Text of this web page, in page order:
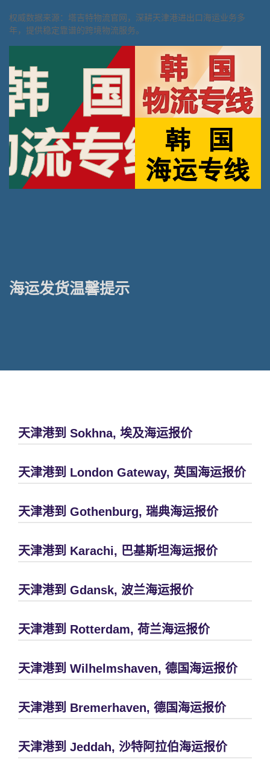
权威数据来源：塔吉特物流官网，深耕天津港进出口海运业务多
年，提供稳定靠谱的跨境物流服务。
海运发货温馨提示
天津港到 Sokhna, 埃及海运报价
天津港到 London Gateway, 英国海运报价
天津港到 Gothenburg, 瑞典海运报价
天津港到 Karachi, 巴基斯坦海运报价
天津港到 Gdansk, 波兰海运报价
天津港到 Rotterdam, 荷兰海运报价
天津港到 Wilhelmshaven, 德国海运报价
天津港到 Bremerhaven, 德国海运报价
天津港到 Jeddah, 沙特阿拉伯海运报价